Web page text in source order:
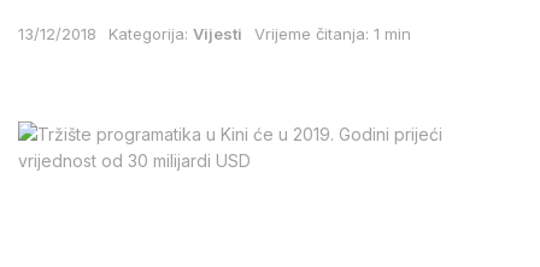
13/12/2018 Kategorija: Vijesti Vrijeme čitanja: 1 min